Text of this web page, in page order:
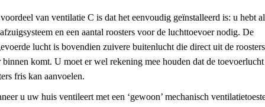
van ventilatie C is dat het eenvoudig geïnstalleerd is: u hebt
en een aantal roosters voor de luchttoevoer nodig. De
lucht is bovendien zuivere buitenlucht die direct uit de roosters
binnen komt. U moet er wel rekening mee houden dat de toevoerlucht
fris kan aanvoelen.
u uw huis ventileert met een ‘gewoon’ mechanisch